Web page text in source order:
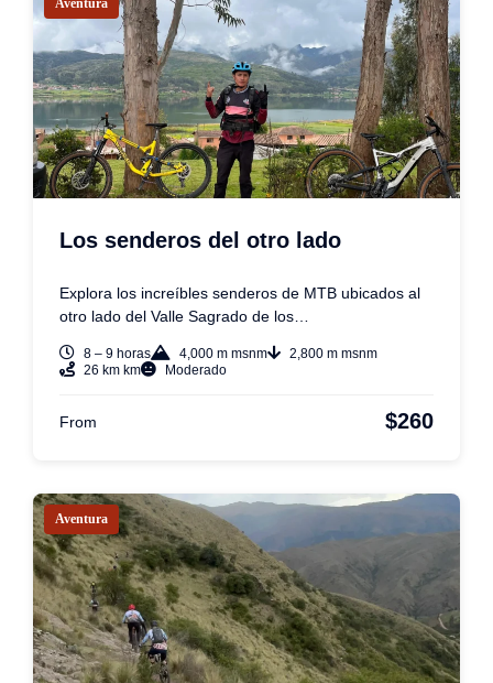
Aventura
Los senderos del otro lado
Explora los increíbles senderos de MTB ubicados al
otro lado del Valle Sagrado de los…
8 – 9 horas 4,000 m msnm
2,800 m msnm
26 km km
Moderado
From $260
Aventura